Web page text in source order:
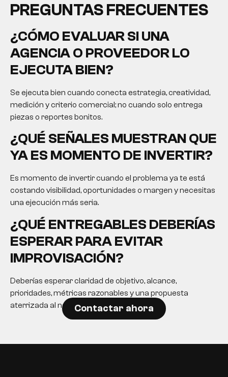
PREGUNTAS FRECUENTES
¿CÓMO EVALUAR SI UNA
AGENCIA O PROVEEDOR LO
EJECUTA BIEN?
Se ejecuta bien cuando conecta estrategia, creatividad,
medición y criterio comercial; no cuando solo entrega
piezas o reportes bonitos.
¿QUÉ SEÑALES MUESTRAN QUE
YA ES MOMENTO DE INVERTIR?
Es momento de invertir cuando el problema ya te está
costando visibilidad, oportunidades o margen y necesitas
una ejecución más seria.
¿QUÉ ENTREGABLES DEBERÍAS
ESPERAR PARA EVITAR
IMPROVISACIÓN?
Deberías esperar claridad de objetivo, alcance,
prioridades, métricas razonables y una propuesta
aterrizada al negocio.Contactar ahora